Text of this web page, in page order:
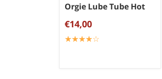
Orgie Lube Tube Hot
€14,00
☆☆☆☆☆
★★★★★